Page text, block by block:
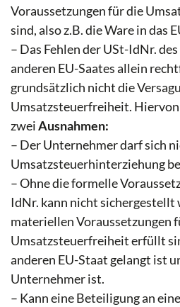
Voraussetzungen für die
sind, also z.B. die Ware in das
– Das Fehlen der USt-IdNr.
anderen EU-Saates allein
grundsätzlich nicht die
Umsatzsteuerfreiheit.
zweiAusnahmen:
– Der Unternehmer darf sich
Umsatzsteuerhinterziehung
– Ohne die formelle
IdNr. kann nicht sichergestellt
materiellen Voraussetzungen
Umsatzsteuerfreiheit erfüllt
anderen EU-Staat gelangt ist
Unternehmer ist.
– Kann eine Beteiligung an